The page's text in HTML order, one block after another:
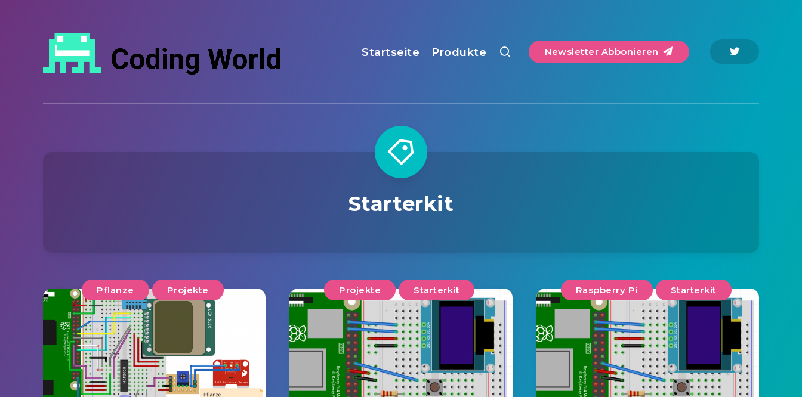
Startseite Produkte Newsletter Abbonieren
Starterkit
Pflanze Projekte Projekte Starterkit Raspberry Pi Starterkit